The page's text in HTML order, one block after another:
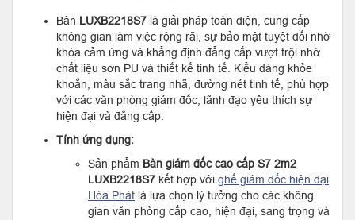
Bàn LUXB2218S7 là giải pháp toàn diện, cung cấp
không gian làm việc rộng rãi, sự bảo mật tuyệt đối nhờ
khóa cảm ứng và khẳng định đẳng cấp vượt trội nhờ
chất liệu sơn PU và thiết kế tinh tế. Kiểu dáng khỏe
khoắn, màu sắc trang nhã, đường nét tinh tế, phù hợp
với các văn phòng giám đốc, lãnh đạo yêu thích sự
hiện đại và đẳng cấp.
Tính ứng dụng:
Sản phẩm Bàn giám đốc cao cấp S7 2m2
LUXB2218S7 kết hợp với ghế giám đốc hiện đại
Hòa Phát là lựa chọn lý tưởng cho các không
gian văn phòng cấp cao, hiện đại, sang trọng và